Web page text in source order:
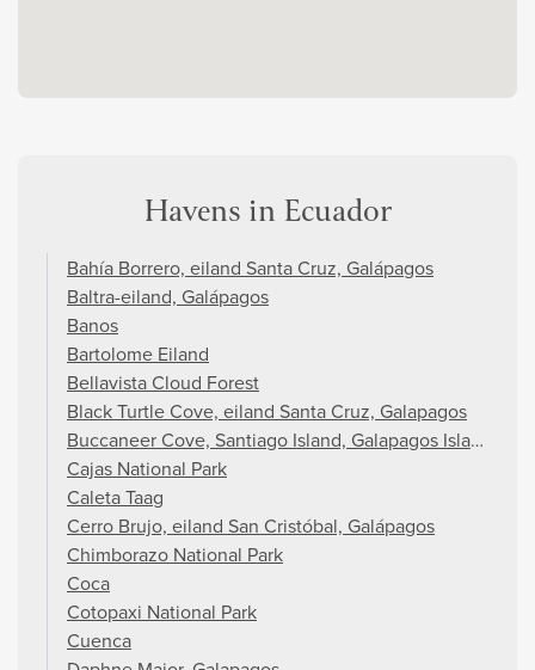
Havens in Ecuador
Bahía Borrero, eiland Santa Cruz, Galápagos
Baltra-eiland, Galápagos
Banos
Bartolome Eiland
Bellavista Cloud Forest
Black Turtle Cove, eiland Santa Cruz, Galapagos
Buccaneer Cove, Santiago Island, Galapagos Islands
Cajas National Park
Caleta Taag
Cerro Brujo, eiland San Cristóbal, Galápagos
Chimborazo National Park
Coca
Cotopaxi National Park
Cuenca